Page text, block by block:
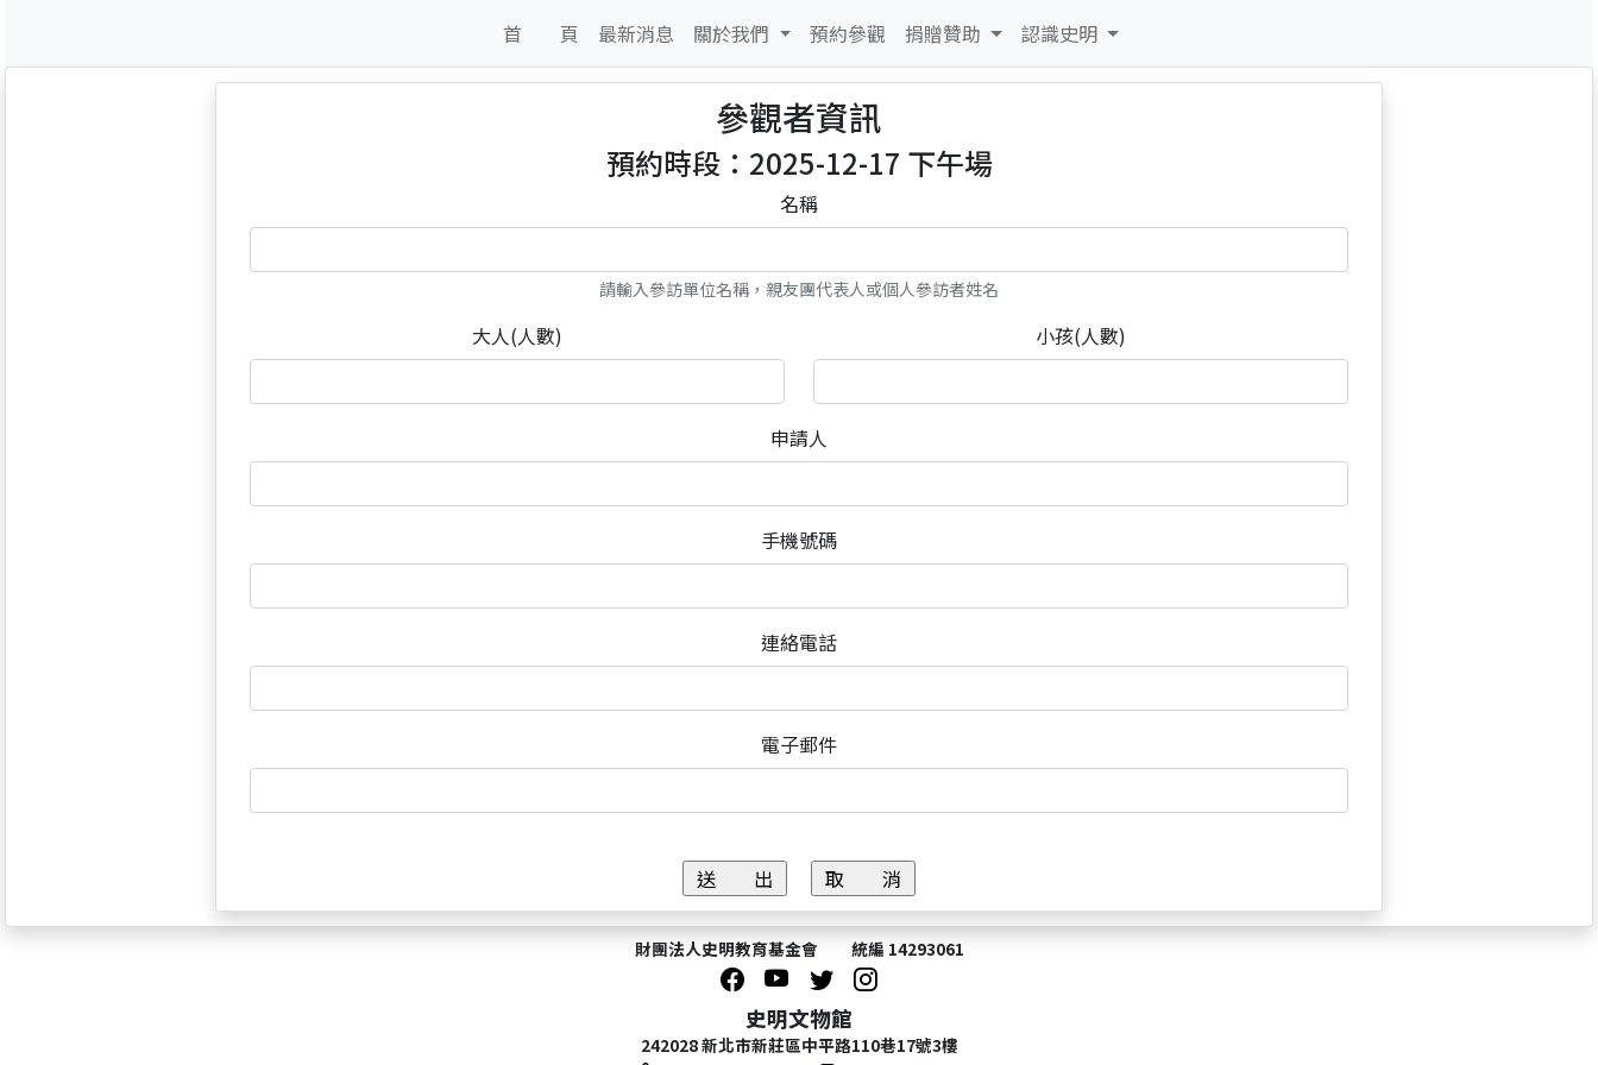
首 頁 最新消息 關於我們 預約參觀 捐贈贊助 認識史明
參觀者資訊
預約時段：2025-12-17 下午場
名稱
請輸入參訪單位名稱，親友團代表人或個人參訪者姓名
大人(人數) 小孩(人數)
申請人
手機號碼
連絡電話
電子郵件
財團法人史明教育基金會 統編 14293061
史明文物館
242028 新北市新莊區中平路110巷17號3樓